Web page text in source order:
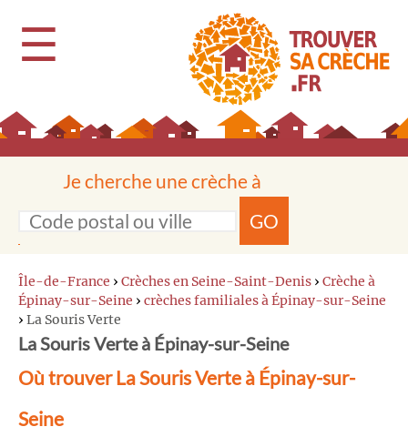
☰
Je cherche une crèche à
GO
Île-de-France › Crèches en Seine-Saint-Denis › Crèche à
Épinay-sur-Seine › crèches familiales à Épinay-sur-Seine
› La Souris Verte
La Souris Verte à Épinay-sur-Seine
Où trouver La Souris Verte à Épinay-sur-
Seine